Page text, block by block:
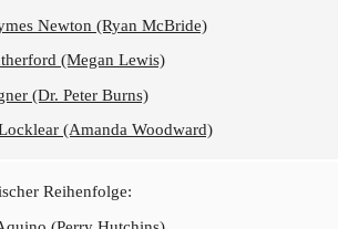
Newton (Ryan McBride)
(Megan Lewis)
(Dr. Peter Burns)
(Amanda Woodward)
Reihenfolge: